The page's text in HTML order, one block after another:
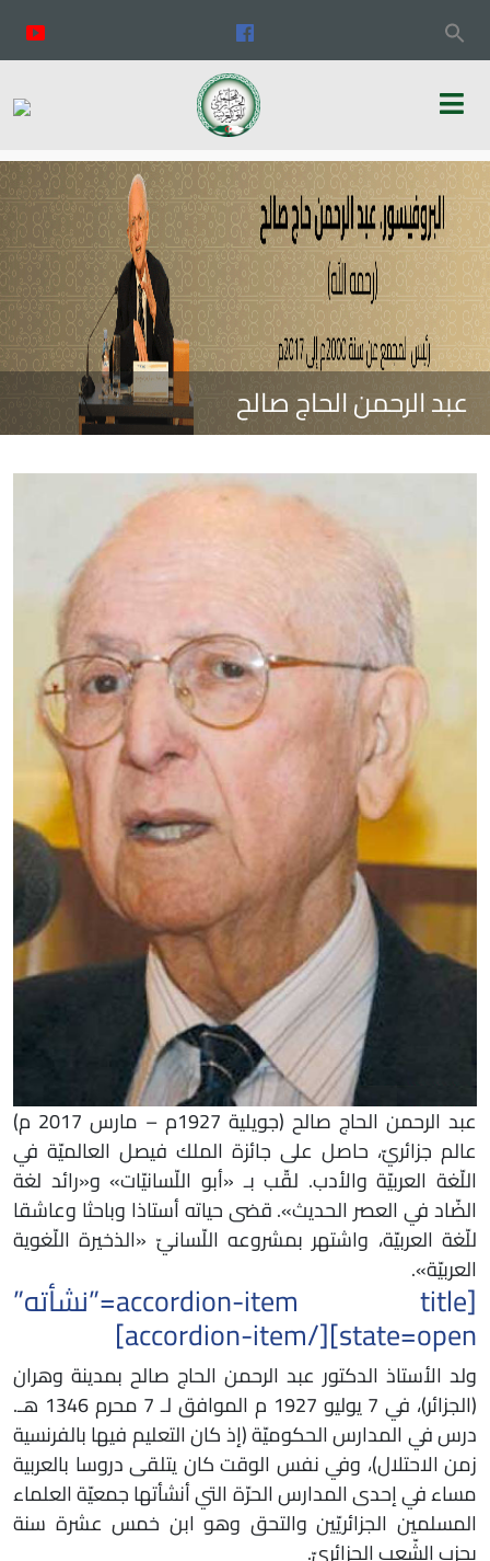
عبد الرحمن الحاج صالح
عبد الرحمن الحاج صالح (جويلية 1927م – مارس 2017 م)
عالم جزائريّ، حاصل على جائزة الملك فيصل العالميّة في
اللّغة العربيّة والأدب. لقّب بـ «أبو اللّسانيّات» و«رائد لغة
الضّاد في العصر الحديث». قضى حياته أستاذا وباحثا وعاشقا
للّغة العربيّة، واشتهر بمشروعه اللّسانيّ «الذخيرة اللّغوية
العربيّة».
[accordion-item title=”نشأته”
state=open][/accordion-item]
ولد الأستاذ الدكتور عبد الرحمن الحاج صالح بمدينة وهران
(الجزائر)، في 7 يوليو 1927 م الموافق لـ 7 محرم 1346 هـ.
درس في المدارس الحكوميّة (إذ كان التعليم فيها بالفرنسية
زمن الاحتلال)، وفي نفس الوقت كان يتلقى دروسا بالعربية
مساء في إحدى المدارس الحرّة التي أنشأتها جمعيّة العلماء
المسلمين الجزائريّين والتحق وهو ابن خمس عشرة سنة
بحزب الشّعب الجزائريّ.